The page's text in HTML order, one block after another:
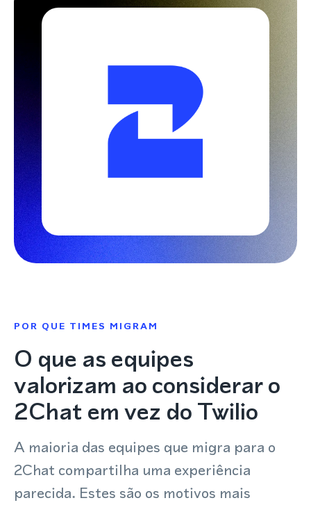
POR QUE TIMES MIGRAM
O que as equipes
valorizam ao considerar o
2Chat em vez do Twilio
A maioria das equipes que migra para o
2Chat compartilha uma experiência
parecida. Estes são os motivos mais